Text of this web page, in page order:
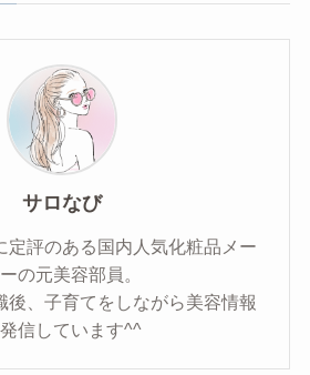
サロなび
定評のある国内人気化粧品メー
の元美容部員。
後、子育てをしながら美容情報
信しています^^